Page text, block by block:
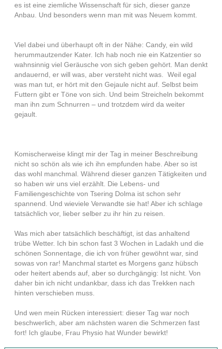
es ist eine ziemliche Wissenschaft für sich, dieser ganze
Anbau. Und besonders wenn man mit was Neuem kommt.
Viel dabei und überhaupt oft in der Nähe: Candy, ein wild
herummautzender Kater. Ich hab noch nie ein Katzentier so
wahnsinnig viel Geräusche von sich geben gehört. Man denkt
andauernd, er will was, aber versteht nicht was. Weil egal
was man tut, er hört mit den Gejaule nicht auf. Selbst beim
Futtern gibt er Töne von sich. Und beim Streicheln bekommt
man ihn zum Schnurren – und trotzdem wird da weiter
gejault.
Komischerweise klingt mir der Tag in meiner Beschreibung
nicht so schön als wie ich ihn empfunden habe. Aber so ist
das wohl manchmal. Während dieser ganzen Tätigkeiten und
so haben wir uns viel erzählt. Die Lebens- und
Familiengeschichte von Tsering Dolma ist schon sehr
spannend. Und wieviele Verwandte sie hat! Aber ich schlage
tatsächlich vor, lieber selber zu ihr hin zu reisen.
Was mich aber tatsächlich beschäftigt, ist das anhaltend
trübe Wetter. Ich bin schon fast 3 Wochen in Ladakh und die
schönen Sonnentage, die ich von früher gewöhnt war, sind
sowas von rar! Manchmal startet es Morgens ganz hübsch
oder heitert abends auf, aber so durchgängig: Ist nicht. Von
daher bin ich nicht undankbar, dass ich das Trekken nach
hinten verschieben muss.
Und wen mein Rücken interessiert: dieser Tag war noch
beschwerlich, aber am nächsten waren die Schmerzen fast
fort! Ich glaube, Frau Physio hat Wunder bewirkt!